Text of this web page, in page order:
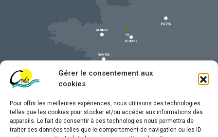
Gérer le consentement aux
cookies
Pour offrir les meilleures expériences, nous utilisons des technologies
telles que les cookies pour stocker et/ou accéder aux informations des
appareils. Le fait de consentir à ces technologies nous permettra de
traiter des données telles que le comportement de navigation ou les ID